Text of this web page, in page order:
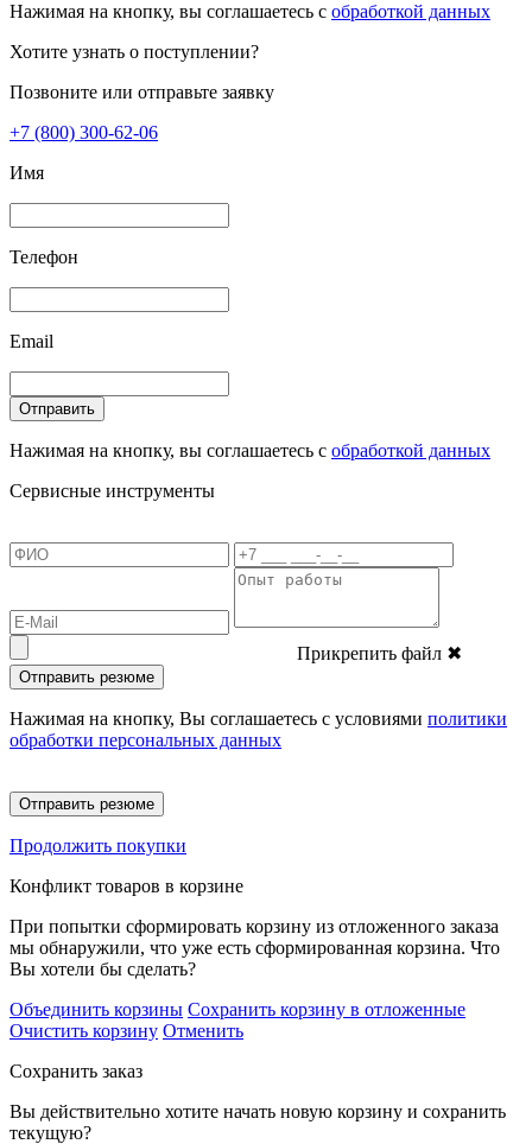
Нажимая на кнопку, вы соглашаетесь с обработкой данных
Хотите узнать о поступлении?
Позвоните или отправьте заявку
+7 (800) 300-62-06
Имя
Телефон
Email
Отправить
Нажимая на кнопку, вы соглашаетесь с обработкой данных
Сервисные инструменты
Прикрепить файл ✖
Отправить резюме
Нажимая на кнопку, Вы соглашаетесь с условиями политики
обработки персональных данных
Отправить резюме
Продолжить покупки
Конфликт товаров в корзине
При попытки сформировать корзину из отложенного заказа
мы обнаружили, что уже есть сформированная корзина. Что
Вы хотели бы сделать?
Объединить корзины Сохранить корзину в отложенные
Очистить корзину Отменить
Сохранить заказ
Вы действительно хотите начать новую корзину и сохранить
текущую?